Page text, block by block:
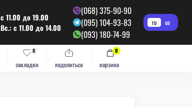
с 11.00 до 19.00
Вс.: с 11.00 до 14.00
(068) 375-90-90
(095) 104-93-83
(093) 180-74-99
ru ua
закладки
0
поделиться корзина
0